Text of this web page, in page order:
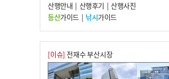
8
부산·울산·경남 폭염 속 소나기·비…무더
위는 지속
10 홈플 사태에 2분기 대형마트 판매 9.4%
↓…백화점은 14.8%↑
산행안내 | 산행후기 | 산행사진
등산가이드| 낚시가이드
[이슈] 전재수 부산시장